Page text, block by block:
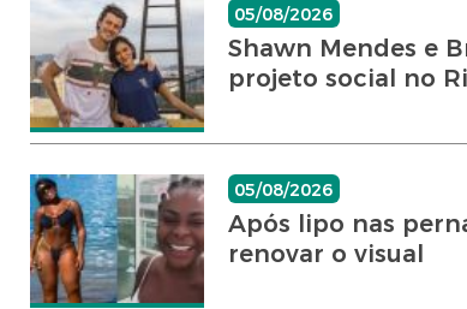
05/08/2026
Shawn Mendes e
projeto social no
05/08/2026
Após lipo nas
renovar o visual